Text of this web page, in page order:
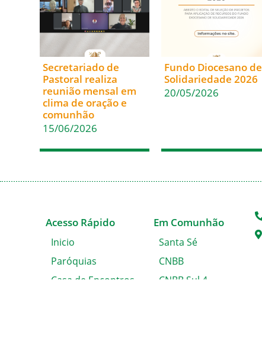
Secretariado de
Pastoral realiza
reunião mensal em
clima de oração e
comunhão
15/06/2026
Fundo Diocesano de
Solidariedade 2026
20/05/2026
Acesso Rápido
Inicio
Paróquias
Casa de Encontros
Em Comunhão
Santa Sé
CNBB
CNBB Sul 4